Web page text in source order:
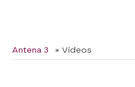
Antena 3 » Vídeos